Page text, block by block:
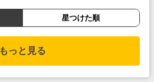
星つけた順
もっと見る